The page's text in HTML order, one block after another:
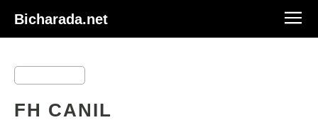
Bicharada.net
FH CANIL